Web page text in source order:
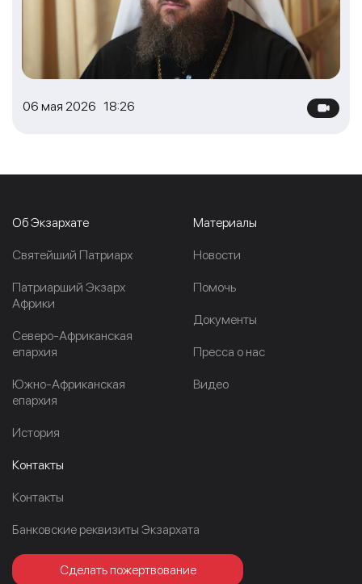
06 мая 2026 18:26
Об Экзархате
Cвятейший Патриарх
Патриарший Экзарх
Африки
Северо-Африканская
епархия
Южно-Африканская
епархия
История
Материалы
Новости
Помочь
Документы
Пресса о нас
Видео
Контакты
Контакты
Банковские реквизиты Экзархата
Сделать пожертвование